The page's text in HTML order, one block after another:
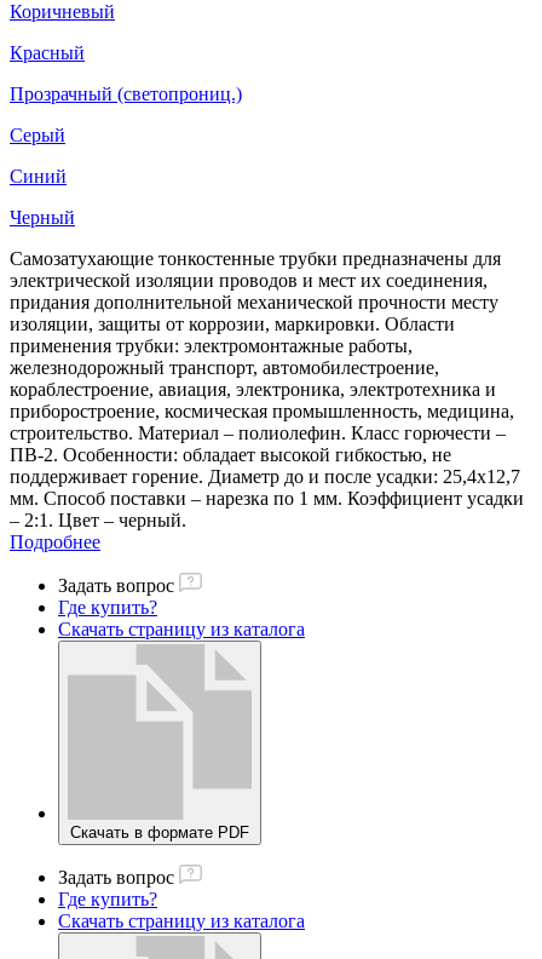
Коричневый
Красный
Прозрачный (светопрониц.)
Серый
Синий
Черный
Самозатухающие тонкостенные трубки предназначены для
электрической изоляции проводов и мест их соединения,
придания дополнительной механической прочности месту
изоляции, защиты от коррозии, маркировки. Области
применения трубки: электромонтажные работы,
железнодорожный транспорт, автомобилестроение,
кораблестроение, авиация, электроника, электротехника и
приборостроение, космическая промышленность, медицина,
строительство. Материал – полиолефин. Класс горючести –
ПВ-2. Особенности: обладает высокой гибкостью, не
поддерживает горение. Диаметр до и после усадки: 25,4х12,7
мм. Способ поставки – нарезка по 1 мм. Коэффициент усадки
– 2:1. Цвет – черный.
Подробнее
Задать вопрос
Где купить?
Скачать страницу из каталога
Скачать в формате PDF
Задать вопрос
Где купить?
Скачать страницу из каталога